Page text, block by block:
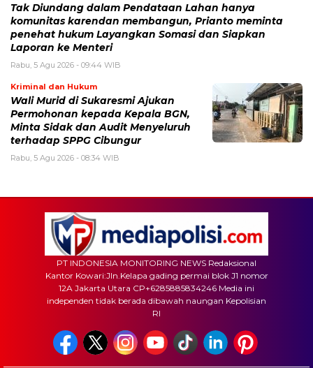
Tak Diundang dalam Pendataan Lahan hanya
komunitas karendan membangun, Prianto meminta
penehat hukum Layangkan Somasi dan Siapkan
Laporan ke Menteri
Rabu, 5 Agu 2026 - 09:44 WIB
Kriminal dan Hukum
Wali Murid di Sukaresmi Ajukan
Permohonan kepada Kepala BGN,
Minta Sidak dan Audit Menyeluruh
terhadap SPPG Cibungur
Rabu, 5 Agu 2026 - 08:34 WIB
PT INDONESIA MONITORING NEWS Redaksional
Kantor Kowari:Jln.Kelapa gading permai blok J1 nomor
12A Jakarta Utara CP+6285885834246 Media ini
independen tidak berada dibawah naungan Kepolisian
RI